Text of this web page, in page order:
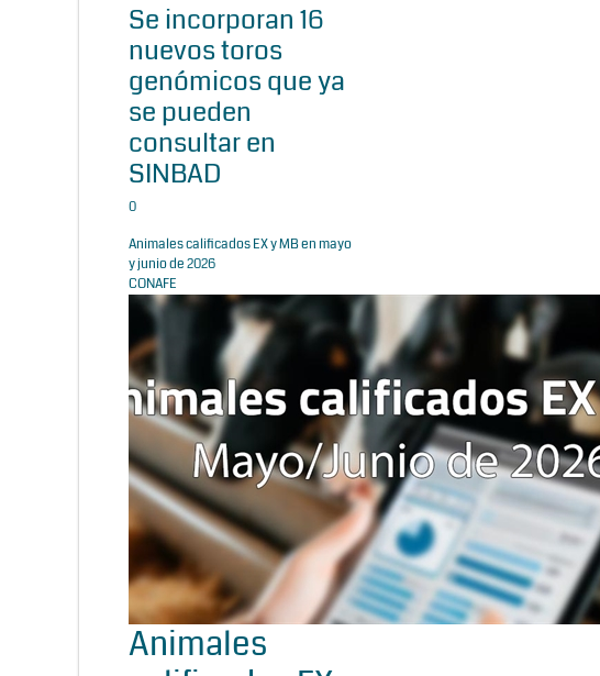
Se incorporan 16
nuevos toros
genómicos que ya
se pueden
consultar en
SINBAD
0
Animales calificados EX y MB en mayo
y junio de 2026
CONAFE
Animales